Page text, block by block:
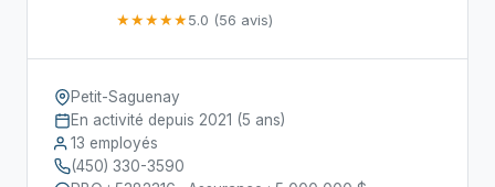
★★★★★5.0 (56 avis)
Petit-Saguenay
En activité depuis 2021 (5 ans)
13 employés
(450) 330-3590